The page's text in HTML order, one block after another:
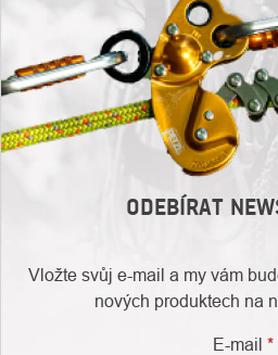
ODEBÍRAT
Vložte svůj e-mail a my vám
nových produktech na
E-mail